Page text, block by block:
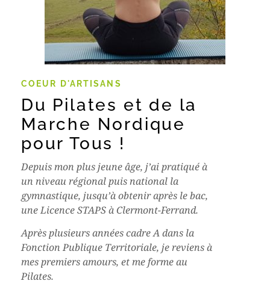
COEUR D'ARTISANS
Du Pilates et de la
Marche Nordique
pour Tous !
Depuis mon plus jeune âge, j’ai pratiqué à
un niveau régional puis national la
gymnastique, jusqu’à obtenir après le bac,
une Licence STAPS à Clermont-Ferrand.
Après plusieurs années cadre A dans la
Fonction Publique Territoriale, je reviens à
mes premiers amours, et me forme au
Pilates.